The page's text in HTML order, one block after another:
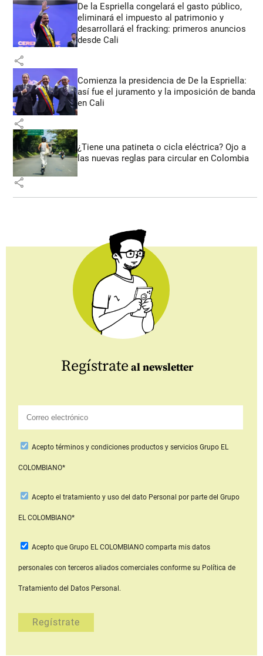
De la Espriella congelará el gasto público,
eliminará el impuesto al patrimonio y
desarrollará el fracking: primeros anuncios
desde Cali
share
Comienza la presidencia de De la Espriella:
así fue el juramento y la imposición de banda
en Cali
share
¿Tiene una patineta o cicla eléctrica? Ojo a
las nuevas reglas para circular en Colombia
share
Regístrate al newsletter
Aceptotérminos y condiciones productos y serviciosGrupo EL
COLOMBIANO*
Acepto el tratamiento y uso del dato Personal por parte del Grupo
EL COLOMBIANO*
Acepto que Grupo EL COLOMBIANOcomparta mis datos
personales con terceros aliados comerciales conforme su Política de
Tratamiento del Datos Personal.